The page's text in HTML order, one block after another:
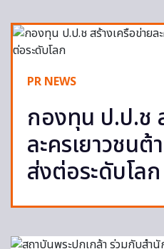
PR NEWS
กองทุน ป.ป.ช
ละครเยาวชน
ส่งต่อระดับโลก